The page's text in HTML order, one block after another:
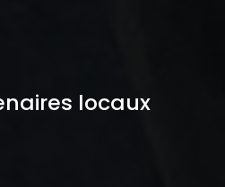
locaux